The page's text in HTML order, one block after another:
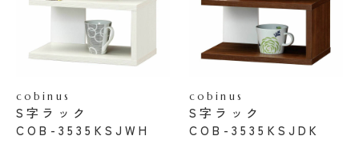
cobinus
S字ラック
COB-3535KSJWH
cobinus
S字ラック
COB-3535KSJDK